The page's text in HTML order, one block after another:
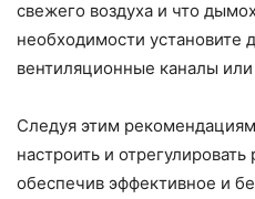
свежего воздуха и что
необходимости установите
вентиляционные каналы
Следуя этим
настроить и отрегулировать
обеспечив эффективное и